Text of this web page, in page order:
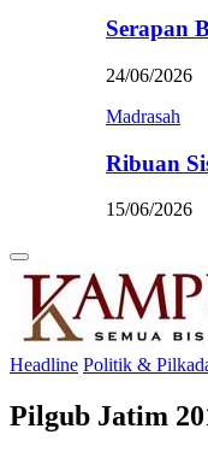
Serapan
24/06/2026
Madrasah
Ribuan
15/06/2026
Primary
Menu
Headline Politik &
Pilgub Jatim